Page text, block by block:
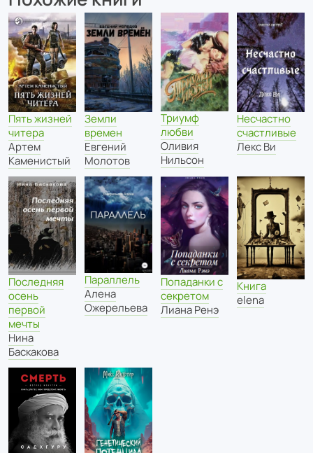
Пять жизней
читера
Артем
Каменистый
Земли
времен
Евгений
Молотов
Триумф
любви
Оливия
Нильсон
Несчастно
счастливые
Лекс Ви
Последняя
осень
первой
мечты
Нина
Баскакова
Параллель
Алена
Ожерельева
Попаданки с
секретом
Лиана Ренэ
Книга
elena